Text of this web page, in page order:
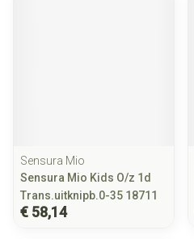
Sensura Mio
Sensura Mio Kids O/z 1d
Trans.uitknipb.0-35 18711
€ 58,14